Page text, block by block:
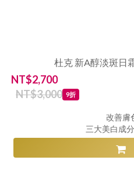
杜克 新A醇淡斑日
NT$2,700
NT$3,000 9折
改善膚
三大美白成
清爽型